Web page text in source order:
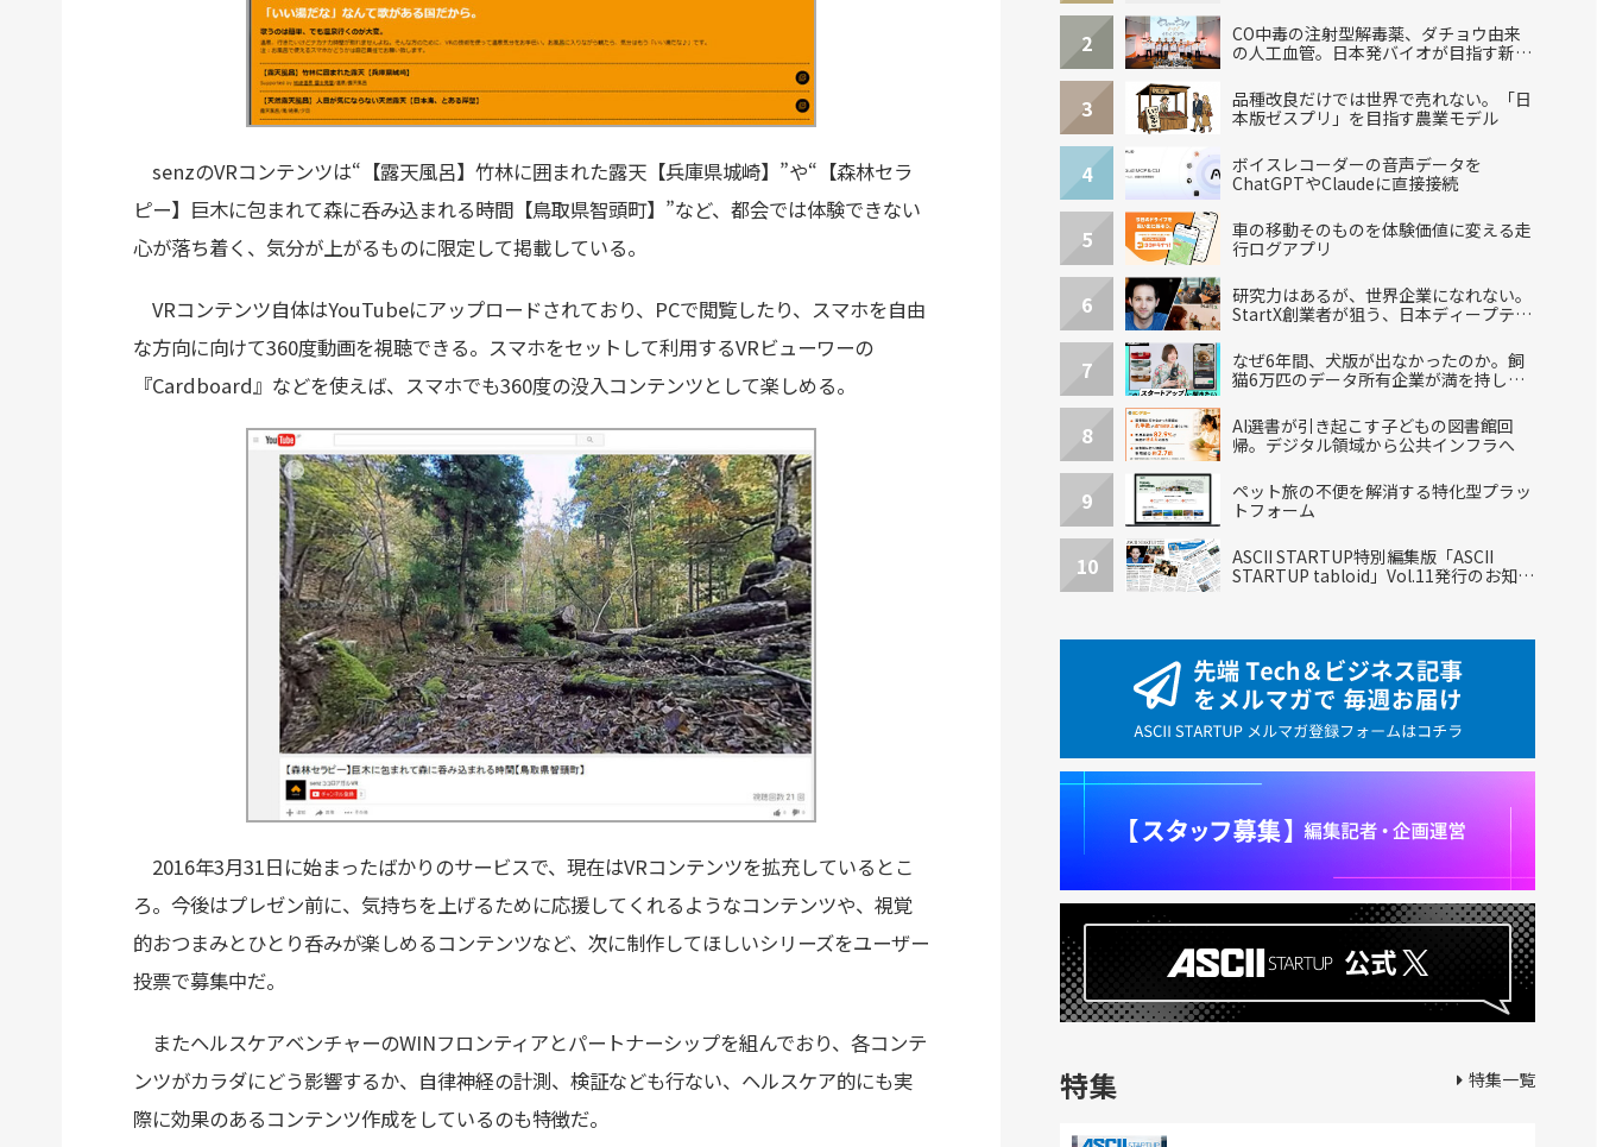
senzのVRコンテンツは“【露天風呂】竹林に囲まれた露天【兵庫県城崎】”や“【森林セラ
ピー】巨木に包まれて森に呑み込まれる時間【鳥取県智頭町】”など、都会では体験できない
心が落ち着く、気分が上がるものに限定して掲載している。
VRコンテンツ自体はYouTubeにアップロードされており、PCで閲覧したり、スマホを自由
な方向に向けて360度動画を視聴できる。スマホをセットして利用するVRビューワーの
『Cardboard』などを使えば、スマホでも360度の没入コンテンツとして楽しめる。
2016年3月31日に始まったばかりのサービスで、現在はVRコンテンツを拡充しているとこ
ろ。今後はプレゼン前に、気持ちを上げるために応援してくれるようなコンテンツや、視覚
的おつまみとひとり呑みが楽しめるコンテンツなど、次に制作してほしいシリーズをユーザー
投票で募集中だ。
またヘルスケアベンチャーのWINフロンティアとパートナーシップを組んでおり、各コンテ
ンツがカラダにどう影響するか、自律神経の計測、検証なども行ない、ヘルスケア的にも実
際に効果のあるコンテンツ作成をしているのも特徴だ。
2
CO中毒の注射型解毒薬、ダチョウ由来
の人工血管。日本発バイオが目指す新し
3
品種改良だけでは世界で売れない。「日
本版ゼスプリ」を目指す農業モデル
4
ボイスレコーダーの音声データを
ChatGPTやClaudeに直接接続
5
車の移動そのものを体験価値に変える走
行ログアプリ
6
研究力はあるが、世界企業になれない。
StartX創業者が狙う、日本ディープテッ
7
なぜ6年間、犬版が出なかったのか。飼
猫6万匹のデータ所有企業が満を持して
8
AI選書が引き起こす子どもの図書館回
帰。デジタル領域から公共インフラへ
9
ペット旅の不便を解消する特化型プラッ
トフォーム
10
ASCII STARTUP特別編集版「ASCII
STARTUP tabloid」Vol.11発行のお知ら
特集 特集一覧